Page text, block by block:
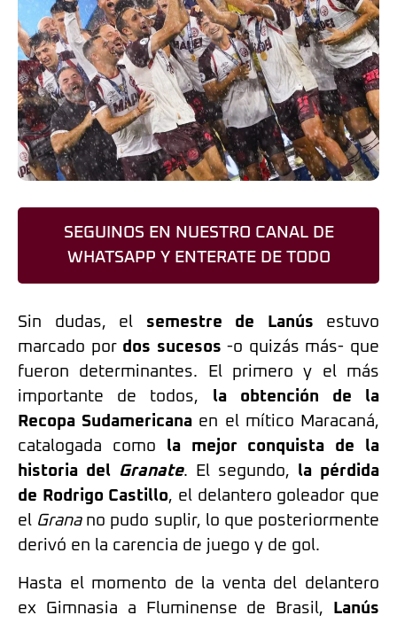
SEGUINOS EN NUESTRO CANAL DE
WHATSAPP Y ENTERATE DE TODO
Sin dudas, el semestre de Lanús estuvo
marcado por dos sucesos -o quizás más- que
fueron determinantes. El primero y el más
importante de todos, la obtención de la
Recopa Sudamericana en el mítico Maracaná,
catalogada como la mejor conquista de la
historia del Granate. El segundo, la pérdida
de Rodrigo Castillo, el delantero goleador que
el Granano pudo suplir, lo que posteriormente
derivó en la carencia de juego y de gol.
Hasta el momento de la venta del delantero
ex Gimnasia a Fluminense de Brasil,
Lanús